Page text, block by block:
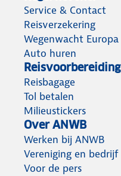
Service & Contact
Reisverzekering
Wegenwacht Europa
Auto huren
Reisvoorbereiding
Reisbagage
Tol betalen
Milieustickers
Over ANWB
Werken bij ANWB
Vereniging en bedrijf
Voor de pers